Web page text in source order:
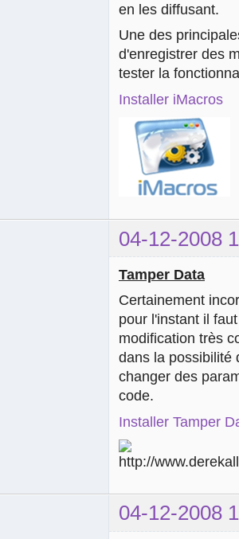
en les diffusant.
Une des
d'enregistrer des
tester la
Installer iMacros
04-12-2008
Tamper Data
Certainement
pour l'instant il
modification très
dans la possibilité
changer des
code.
Installer Tamper
04-12-2008